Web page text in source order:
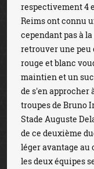
respectivement 4
Reims ont connu
cependant pas à
retrouver une peu
rouge et blanc
maintien et un
de s'en approcher
troupes de Bruno
Stade Auguste
de ce deuxième
léger avantage au
les deux équipes